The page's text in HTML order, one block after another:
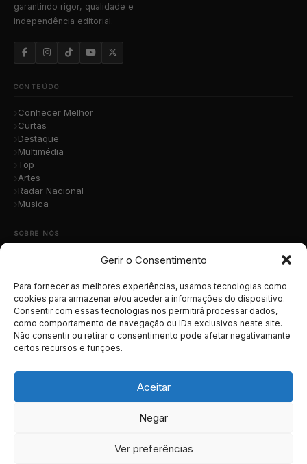
Gerir o Consentimento
Para fornecer as melhores experiências, usamos tecnologias como
cookies para armazenar e/ou aceder a informações do dispositivo.
Consentir com essas tecnologias nos permitirá processar dados,
como comportamento de navegação ou IDs exclusivos neste site.
Não consentir ou retirar o consentimento pode afetar negativamante
certos recursos e funções.
Aceitar
Negar
Ver preferências
garantindo rigor, qualidade e
independência editorial.
CONTEÚDO
Conhecer Melhor
Curtas
Destaque
Multimédia
Top
Artes
Radar Nacional
Musica
SOBRE NÓS
Contacto
Submete a Tua Música
Publicidade
Apoiar o Projeto
Política de Privacidade